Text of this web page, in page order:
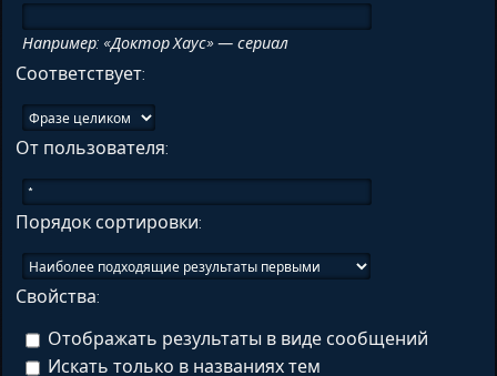
Например: «Доктор Хаус» — сериал
Соответствует:
От пользователя:
Порядок сортировки:
Свойства:
Отображать результаты в виде сообщений
Искать только в названиях тем